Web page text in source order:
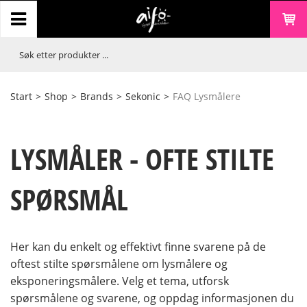
Start > Shop > Brands > Sekonic > FAQ Lysmålere
LYSMÅLER - OFTE STILTE
SPØRSMÅL
Her kan du enkelt og effektivt finne svarene på de
oftest stilte spørsmålene om lysmålere og
eksponeringsmålere. Velg et tema, utforsk
spørsmålene og svarene, og oppdag informasjonen du